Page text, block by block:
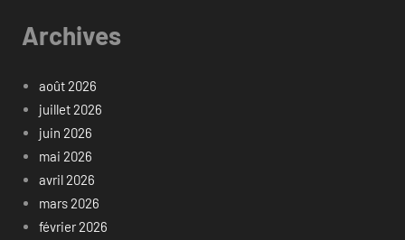
Archives
août 2026
juillet 2026
juin 2026
mai 2026
avril 2026
mars 2026
février 2026